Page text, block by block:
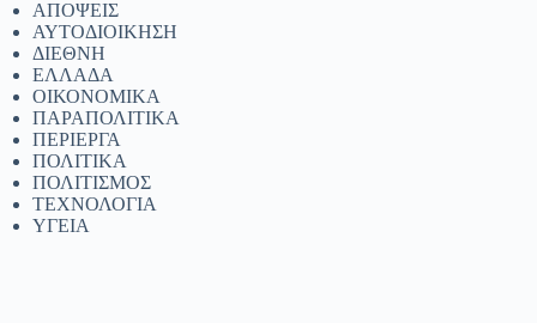
ΑΠΟΨΕΙΣ
ΑΥΤΟΔΙΟΙΚΗΣΗ
ΔΙΕΘΝΗ
ΕΛΛΑΔΑ
ΟΙΚΟΝΟΜΙΚΑ
ΠΑΡΑΠΟΛΙΤΙΚΑ
ΠΕΡΙΕΡΓΑ
ΠΟΛΙΤΙΚΑ
ΠΟΛΙΤΙΣΜΟΣ
ΤΕΧΝΟΛΟΓΙΑ
ΥΓΕΙΑ